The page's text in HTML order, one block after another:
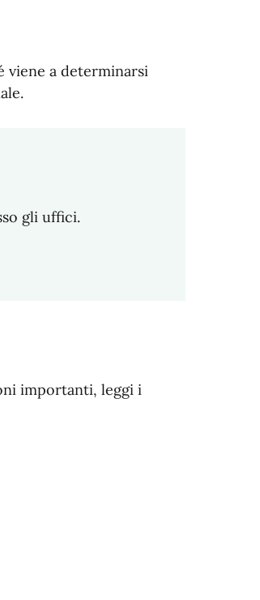
viene a determinarsi
gli uffici.
importanti, leggi i